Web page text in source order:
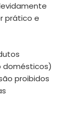
prático e
domésticos)
proibidos